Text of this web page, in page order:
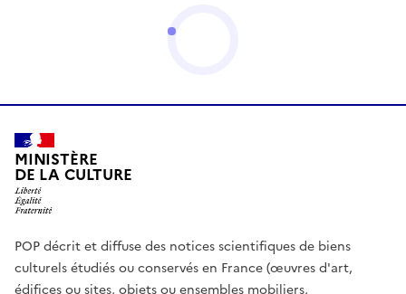
MINISTÈRE
DE LA CULTURE
POP décrit et diffuse des notices scientifiques de biens
culturels étudiés ou conservés en France (œuvres d'art,
édifices ou sites, objets ou ensembles mobiliers,